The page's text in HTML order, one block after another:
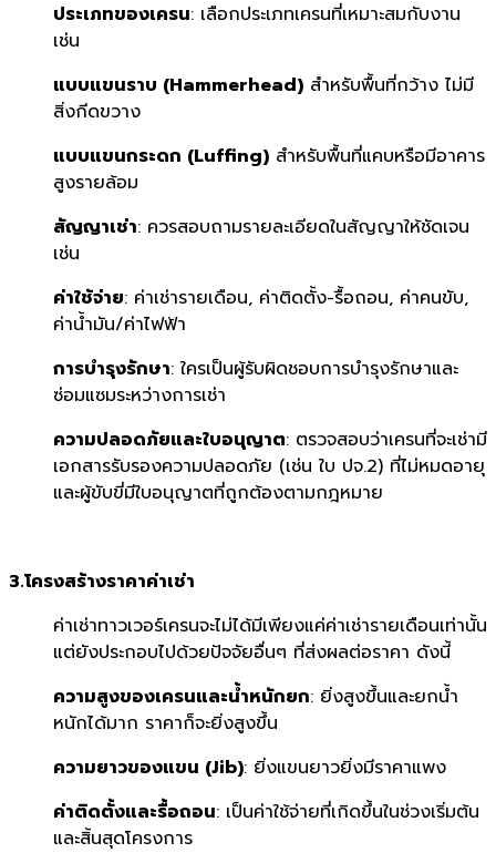
ประเภทของเครน: เลือกประเภทเครนที่เหมาะสมกับงาน
เช่น
แบบแขนราบ (Hammerhead) สำหรับพื้นที่กว้าง ไม่มี
สิ่งกีดขวาง
แบบแขนกระดก (Luffing) สำหรับพื้นที่แคบหรือมีอาคาร
สูงรายล้อม
สัญญาเช่า: ควรสอบถามรายละเอียดในสัญญาให้ชัดเจน
เช่น
ค่าใช้จ่าย: ค่าเช่ารายเดือน, ค่าติดตั้ง-รื้อถอน, ค่าคนขับ,
ค่าน้ำมัน/ค่าไฟฟ้า
การบำรุงรักษา: ใครเป็นผู้รับผิดชอบการบำรุงรักษาและ
ซ่อมแซมระหว่างการเช่า
ความปลอดภัยและใบอนุญาต: ตรวจสอบว่าเครนที่จะเช่ามี
เอกสารรับรองความปลอดภัย (เช่น ใบ ปจ.2) ที่ไม่หมดอายุ
และผู้ขับขี่มีใบอนุญาตที่ถูกต้องตามกฎหมาย
3.โครงสร้างราคาค่าเช่า
ค่าเช่าทาวเวอร์เครนจะไม่ได้มีเพียงแค่ค่าเช่ารายเดือนเท่านั้น
แต่ยังประกอบไปด้วยปัจจัยอื่นๆ ที่ส่งผลต่อราคา ดังนี้
ความสูงของเครนและน้ำหนักยก: ยิ่งสูงขึ้นและยกน้ำ
หนักได้มาก ราคาก็จะยิ่งสูงขึ้น
ความยาวของแขน (Jib): ยิ่งแขนยาวยิ่งมีราคาแพง
ค่าติดตั้งและรื้อถอน: เป็นค่าใช้จ่ายที่เกิดขึ้นในช่วงเริ่มต้น
และสิ้นสุดโครงการ